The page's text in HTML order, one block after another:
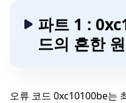
파트 1 :
드의 흔한
오류 코드 0xc10100be는